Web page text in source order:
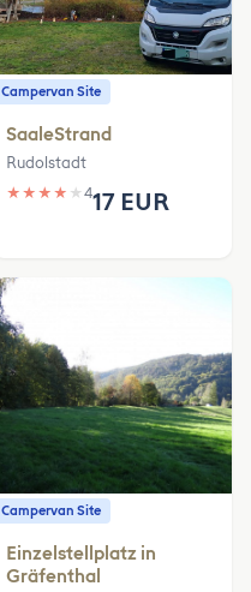
Campervan Site
SaaleStrand
Rudolstadt
★ ★ ★ ★ ★ 417 EUR
Campervan Site
Einzelstellplatz in
Gräfenthal